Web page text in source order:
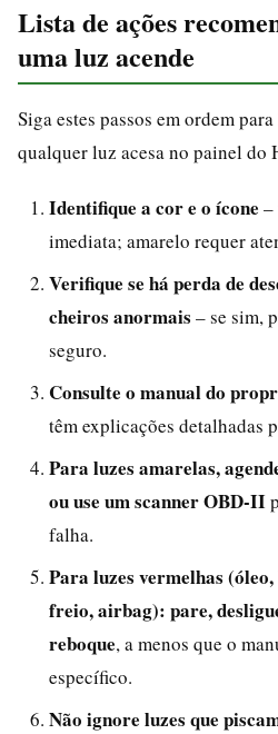
Lista de ações
uma luz acende
Siga estes passos em ordem
qualquer luz acesa no painel do
Identifique a cor e o ícone –
imediata; amarelo requer
Verifique se há perda de
cheiros anormais – se sim,
seguro.
Consulte o manual do
têm explicações detalhadas
Para luzes amarelas,
ou use um scanner OBD-II
falha.
Para luzes vermelhas
freio, airbag): pare,
reboque, a menos que o
específico.
Não ignore luzes que